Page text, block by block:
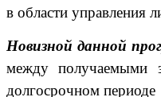
в области управления
Новизной данной
между получаемыми
долгосрочном периоде